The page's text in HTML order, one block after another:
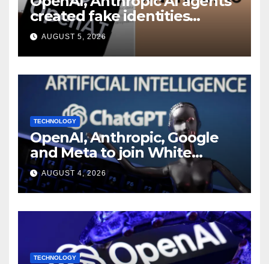
created fake identities
during UK cyber tests:
Report
AUGUST 5, 2026
TECHNOLOGY
OpenAI, Anthropic, Google
and Meta to join White
House AI security meeting
AUGUST 4, 2026
TECHNOLOGY